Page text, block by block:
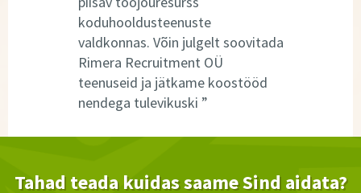
koduhooldusteenuste
valdkonnas. Võin julgelt soovitada
Rimera Recruitment OÜ
teenuseid ja jätkame koostööd
nendega tulevikuski
Tahad teada kuidas saame Sind aidata?